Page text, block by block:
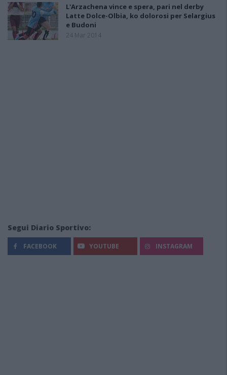
L'Arzachena vince e spera, pari nel derby
Latte Dolce-Olbia, ko dolorosi per Selargius
e Budoni
24 Mar 2014
Segui Diario Sportivo:
FACEBOOK YOUTUBE INSTAGRAM